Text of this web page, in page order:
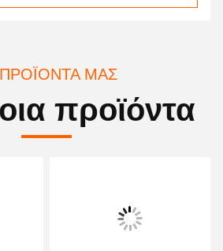
ΜΑΣ
προϊόντα